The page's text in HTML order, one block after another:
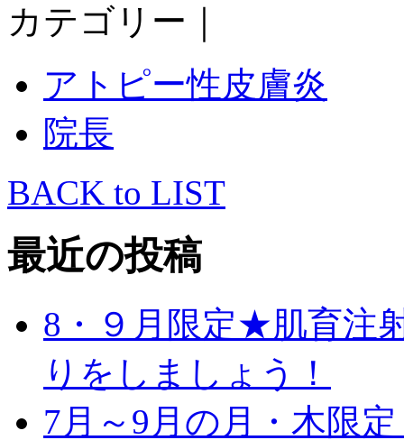
カテゴリー｜
アトピー性皮膚炎
院長
BACK to LIST
最近の投稿
8・９月限定★肌育注
りをしましょう！
7月～9月の月・木限